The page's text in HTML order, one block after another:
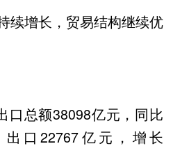
增长，贸易结构继续优
总额38098亿元，同比
口22767亿元，增长